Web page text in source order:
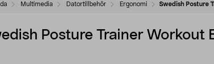
Multimedia Datortillbehör Ergonomi Swedish Posture
Posture Trainer Workout